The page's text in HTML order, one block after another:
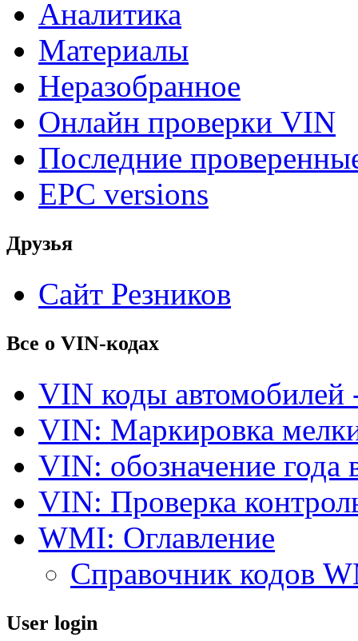
Аналитика
Материалы
Неразобранное
Онлайн проверки VIN
Последние
EPC versions
Друзья
Сайт Резников
Все о VIN-кодах
VIN коды автомобилей
VIN: Маркировка
VIN: обозначение года
VIN: Проверка
WMI: Оглавление
Справочник кодов
User login